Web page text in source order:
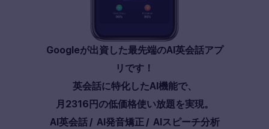
Googleが出資した最先端のAI英会話アプ
リです！
英会話に特化したAI機能で、
月 2316 円の低価格使い放題を実現。
AI英会話/ AI発音矯正/ AIスピーチ分析